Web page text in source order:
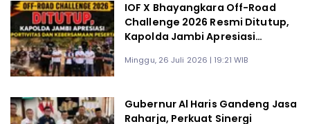
IOF X Bhayangkara Off-Road
Challenge 2026 Resmi Ditutup,
Kapolda Jambi Apresiasi
Minggu, 26 Juli 2026 | 19:21 WIB
Gubernur Al Haris Gandeng Jasa
Raharja, Perkuat Sinergi